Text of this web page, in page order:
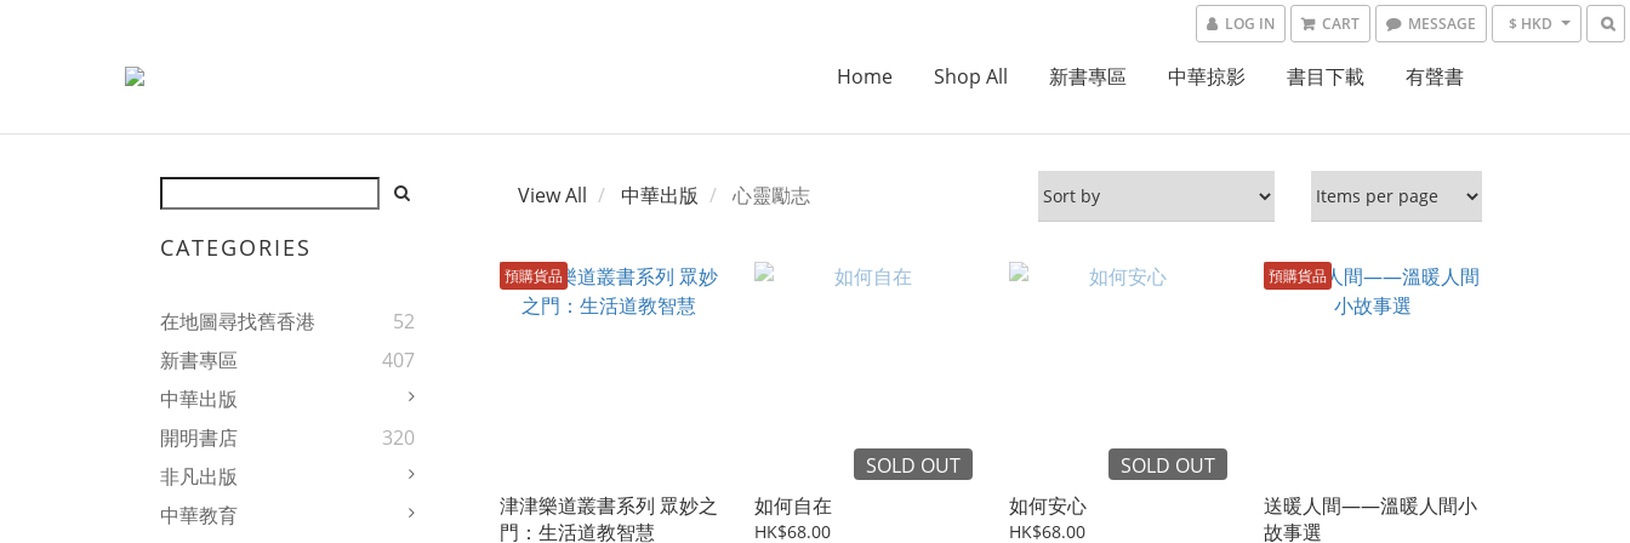
LOG IN CART MESSAGE $ HKD
Home Shop All 新書專區 中華掠影 書目下載 有聲書
CATEGORIES
在地圖尋找舊香港
52
新書專區
407
中華出版
開明書店
320
非凡出版
中華教育
View All 中華出版 心靈勵志
預購貨品
津津樂道叢書系列 眾妙之
門：生活道教智慧
SOLD OUT
如何自在
HK$68.00
SOLD OUT
如何安心
HK$68.00
預購貨品
送暖人間——溫暖人間小
故事選